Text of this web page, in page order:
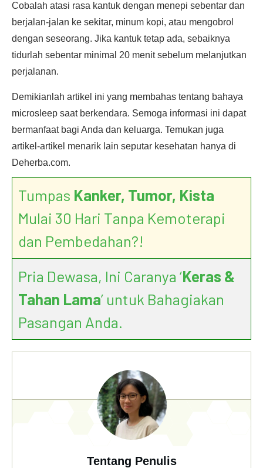
Cobalah atasi rasa kantuk dengan menepi sebentar dan
berjalan-jalan ke sekitar, minum kopi, atau mengobrol
dengan seseorang. Jika kantuk tetap ada, sebaiknya
tidurlah sebentar minimal 20 menit sebelum melanjutkan
perjalanan.
Demikianlah artikel ini yang membahas tentang bahaya
microsleep saat berkendara. Semoga informasi ini dapat
bermanfaat bagi Anda dan keluarga. Temukan juga
artikel-artikel menarik lain seputar kesehatan hanya di
Deherba.com.
Tumpas Kanker, Tumor, Kista
Mulai 30 Hari Tanpa Kemoterapi
dan Pembedahan?!
Pria Dewasa, Ini Caranya ‘Keras &
Tahan Lama’ untuk Bahagiakan
Pasangan Anda.
Tentang Penulis